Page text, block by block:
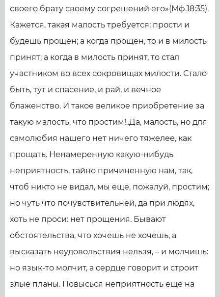
своего брату своему согрешений его»(Мф.18:35).
Кажется, такая малость требуется: прости и
будешь прощен; а когда прощен, то и в милость
принят; а когда в милость принят, то стал
участником во всех сокровищах милости. Стало
быть, тут и спасение, и рай, и вечное
блаженство. И такое великое приобретение за
такую малость, что простим!..Да, малость, но для
самолюбия нашего нет ничего тяжелее, как
прощать. Ненамеренную какую-нибудь
неприятность, тайно причиненную нам, так,
чтоб никто не видал, мы еще, пожалуй, простим;
но чуть что почувствительней, да при людях,
хоть не проси: нет прощения. Бывают
обстоятельства, что хочешь не хочешь, а
высказать неудовольствия нельзя, – и молчишь:
но язык-то молчит, а сердце говорит и строит
злые планы. Повысься неприятность еще на